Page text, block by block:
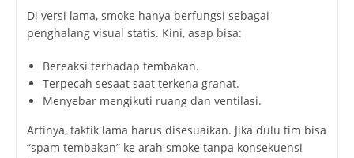
Di versi lama, smoke hanya berfungsi sebagai
penghalang visual statis. Kini, asap bisa:
Bereaksi terhadap tembakan.
Terpecah sesaat saat terkena granat.
Menyebar mengikuti ruang dan ventilasi.
Artinya, taktik lama harus disesuaikan. Jika dulu tim bisa
“spam tembakan” ke arah smoke tanpa konsekuensi